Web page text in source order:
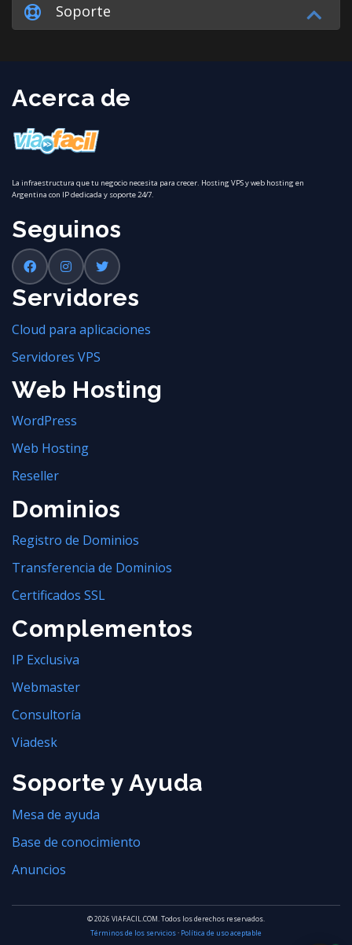
Soporte
Acerca de
La infraestructura que tu negocio necesita para crecer. Hosting VPS y web hosting en
Argentina con IP dedicada y soporte 24/7.
Seguinos
Servidores
Cloud para aplicaciones
Servidores VPS
Web Hosting
WordPress
Web Hosting
Reseller
Dominios
Registro de Dominios
Transferencia de Dominios
Certificados SSL
Complementos
IP Exclusiva
Webmaster
Consultoría
Viadesk
Soporte y Ayuda
Mesa de ayuda
Base de conocimiento
Anuncios
© 2026 VIAFACIL.COM. Todos los derechos reservados.
Términos de los servicios· Política de uso aceptable